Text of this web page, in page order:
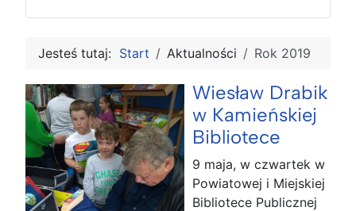
Jesteś tutaj: Start Aktualności Rok 2019
Wiesław Drabik
w Kamieńskiej
Bibliotece
9 maja, w czwartek w
Powiatowej i Miejskiej
Bibliotece Publicznej